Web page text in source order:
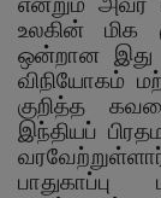
உலகின் மிக
ஒன்றான இது
விநியோகம்
குறித்த
இந்தியப்